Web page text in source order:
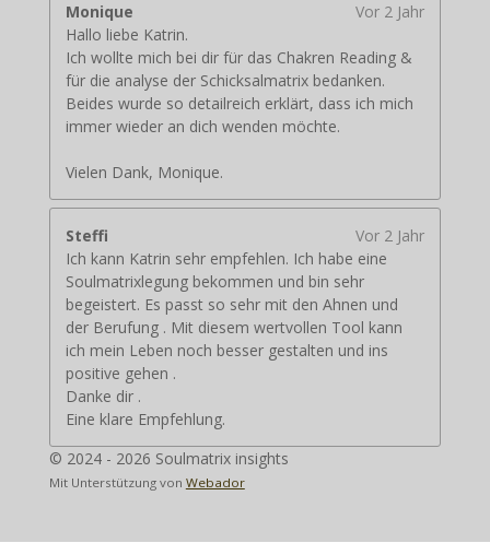
Monique
Vor 2 Jahr
Hallo liebe Katrin.
Ich wollte mich bei dir für das Chakren Reading &
für die analyse der Schicksalmatrix bedanken.
Beides wurde so detailreich erklärt, dass ich mich
immer wieder an dich wenden möchte.
Vielen Dank, Monique.
Steffi
Vor 2 Jahr
Ich kann Katrin sehr empfehlen. Ich habe eine
Soulmatrixlegung bekommen und bin sehr
begeistert. Es passt so sehr mit den Ahnen und
der Berufung . Mit diesem wertvollen Tool kann
ich mein Leben noch besser gestalten und ins
positive gehen .
Danke dir .
Eine klare Empfehlung.
© 2024 - 2026 Soulmatrix insights
Mit Unterstützung von Webador